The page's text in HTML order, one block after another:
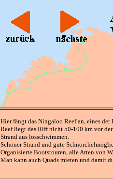
Hier fängt das Ningaloo Reef an, eines
Reef liegt das Riff nicht 50-100 km vor
Strand aus losschwimmen.
Schöner Strand und gute
Organisierte Bootstouren, alle Arten von
Man kann auch Quads mieten und damit